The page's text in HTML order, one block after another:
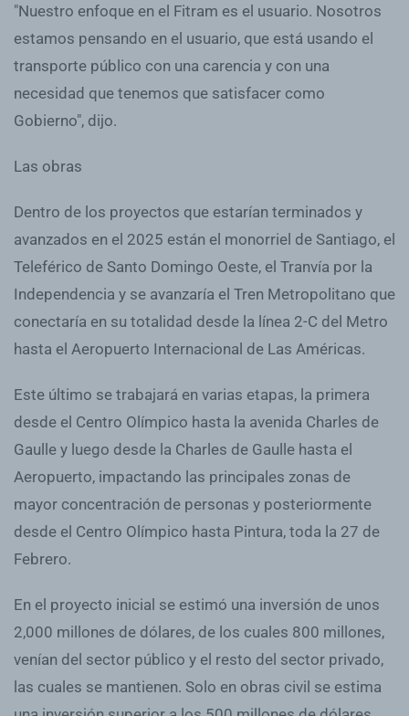
"Nuestro enfoque en el Fitram es el usuario. Nosotros
estamos pensando en el usuario, que está usando el
transporte público con una carencia y con una
necesidad que tenemos que satisfacer como
Gobierno", dijo.
Las obras
Dentro de los proyectos que estarían terminados y
avanzados en el 2025 están el monorriel de Santiago, el
Teleférico de Santo Domingo Oeste, el Tranvía por la
Independencia y se avanzaría el Tren Metropolitano que
conectaría en su totalidad desde la línea 2-C del Metro
hasta el Aeropuerto Internacional de Las Américas.
Este último se trabajará en varias etapas, la primera
desde el Centro Olímpico hasta la avenida Charles de
Gaulle y luego desde la Charles de Gaulle hasta el
Aeropuerto, impactando las principales zonas de
mayor concentración de personas y posteriormente
desde el Centro Olímpico hasta Pintura, toda la 27 de
Febrero.
En el proyecto inicial se estimó una inversión de unos
2,000 millones de dólares, de los cuales 800 millones,
venían del sector público y el resto del sector privado,
las cuales se mantienen. Solo en obras civil se estima